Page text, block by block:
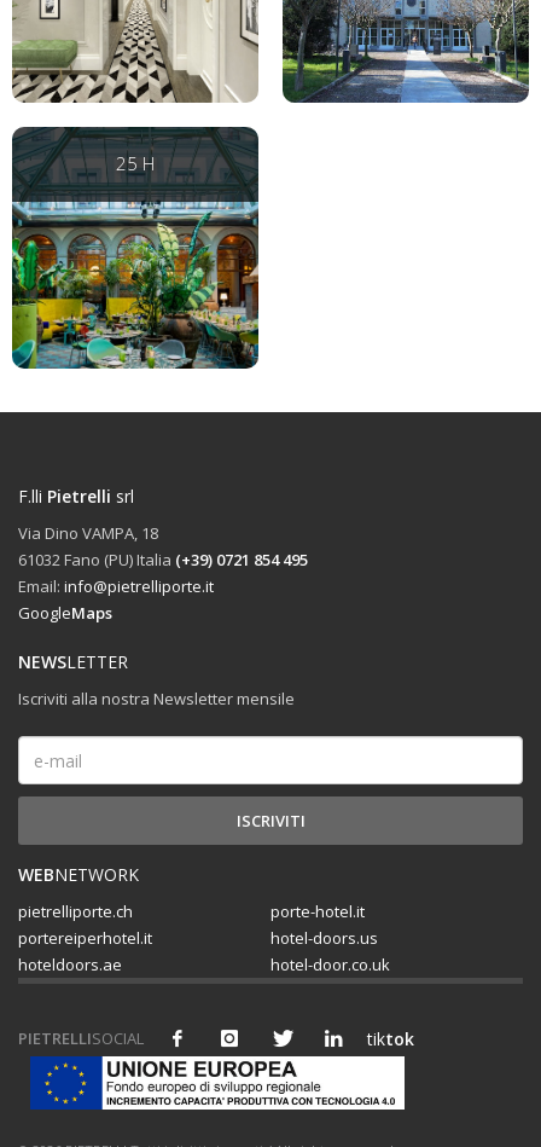
25 H
F.lli Pietrelli srl
Via Dino VAMPA, 18
61032 Fano (PU) Italia (+39) 0721 854 495
Email: info@pietrelliporte.it
GoogleMaps
NEWSLETTER
Iscriviti alla nostra Newsletter mensile
WEBNETWORK
pietrelliporte.ch
porte-hotel.it
portereiperhotel.it
hotel-doors.us
hoteldoors.ae
hotel-door.co.uk
PIETRELLISOCIAL tiktok